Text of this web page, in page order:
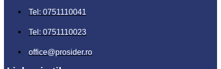
Tel: 0751110041
Tel: 0751110023
office@prosider.ro